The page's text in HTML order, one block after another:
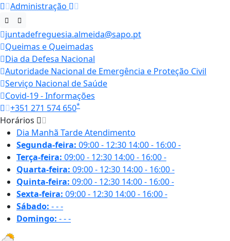
Administração
juntadefreguesia.almeida@sapo.pt
Queimas e Queimadas
Dia da Defesa Nacional
Autoridade Nacional de Emergência e Proteção Civil
Serviço Nacional de Saúde
Covid-19 - Informações
+351 271 574 650*
Horários
Dia Manhã TardeAtendimento
Segunda-feira: 09:00 - 12:30 14:00 - 16:00-
Terça-feira: 09:00 - 12:30 14:00 - 16:00-
Quarta-feira: 09:00 - 12:30 14:00 - 16:00-
Quinta-feira: 09:00 - 12:30 14:00 - 16:00-
Sexta-feira: 09:00 - 12:30 14:00 - 16:00-
Sábado: ---
Domingo: ---